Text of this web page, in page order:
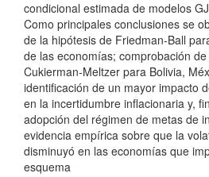
condicional estimada de modelos
Como principales conclusiones se
de la hipótesis de Friedman-Ball
de las economías; comprobación
Cukierman-Meltzer para Bolivia,
identificación de un mayor impacto
en la incertidumbre inflacionaria y,
adopción del régimen de metas de
evidencia empírica sobre que la
disminuyó en las economías que
esquema